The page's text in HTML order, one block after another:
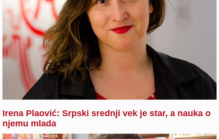
Irena Plaović: Srpski srednji vek je star, a nauka o
njemu mlada